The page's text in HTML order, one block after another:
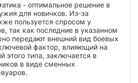
- оптимальное решение в
для новичков. Из-за
пользуется спросом у
так как последние в указанном
передают внешний вид боевых
фактор, влияющий на
этого типа, заключается в
в виде сменных